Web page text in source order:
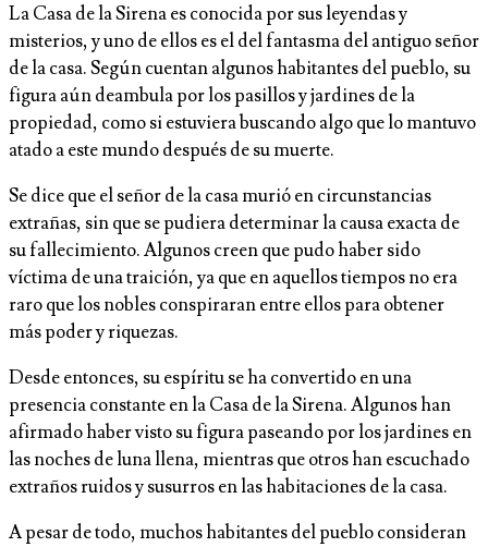
La Casa de la Sirena es conocida por sus leyendas y
misterios, y uno de ellos es el del fantasma del antiguo señor
de la casa. Según cuentan algunos habitantes del pueblo, su
figura aún deambula por los pasillos y jardines de la
propiedad, como si estuviera buscando algo que lo mantuvo
atado a este mundo después de su muerte.
Se dice que el señor de la casa murió en circunstancias
extrañas, sin que se pudiera determinar la causa exacta de
su fallecimiento. Algunos creen que pudo haber sido
víctima de una traición, ya que en aquellos tiempos no era
raro que los nobles conspiraran entre ellos para obtener
más poder y riquezas.
Desde entonces, su espíritu se ha convertido en una
presencia constante en la Casa de la Sirena. Algunos han
afirmado haber visto su figura paseando por los jardines en
las noches de luna llena, mientras que otros han escuchado
extraños ruidos y susurros en las habitaciones de la casa.
A pesar de todo, muchos habitantes del pueblo consideran